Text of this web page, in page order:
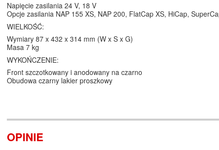
Napięcie zasilania 24 V, 18 V
Opcje zasilania NAP 155 XS, NAP 200, FlatCap XS, HiCap,
WIELKOŚĆ:
Wymiary 87 x 432 x 314 mm (W x S x G)
Masa 7 kg
WYKOŃCZENIE:
Front szczotkowany i anodowany na czarno
Obudowa czarny lakier proszkowy
OPINIE